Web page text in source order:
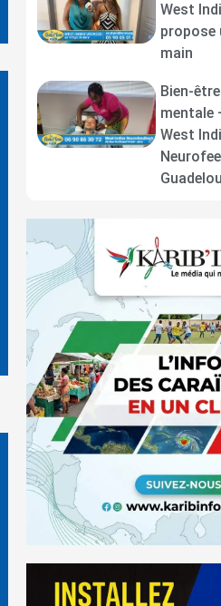
West
propose
main
Bien-
mentale
West